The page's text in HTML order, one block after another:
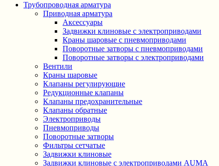
Трубопроводная арматура
Приводная арматура
Аксессуары
Задвижки клиновые с электроприводами
Краны шаровые с пневмоприводами
Поворотные затворы с пневмоприводами
Поворотные затворы с электроприводами
Вентили
Краны шаровые
Клапаны регулирующие
Редукционные клапаны
Клапаны предохранительные
Клапаны обратные
Электроприводы
Пневмоприводы
Поворотные затворы
Фильтры сетчатые
Задвижки клиновые
Задвижки клиновые с электроприводами AUMA